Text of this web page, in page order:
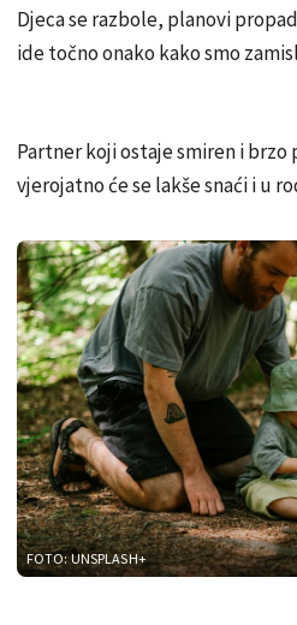
Djeca se razbole, planovi
ide točno onako kako smo
Partner koji ostaje smiren i brzo
vjerojatno će se lakše snaći i u
FOTO: UNSPLASH+